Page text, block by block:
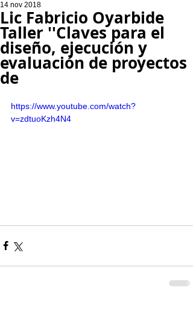
Lic Fabricio Oyarbide
Taller ''Claves para el
diseño, ejecución y
evaluación de proyectos
de
14 nov 2018
https://www.youtube.com/watch?
v=zdtuoKzh4N4